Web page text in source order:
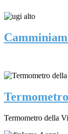
Termometro della